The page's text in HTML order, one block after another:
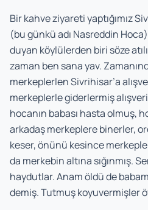
Bir kahve ziyareti yaptığımız
(bu günkü adı Nasreddin
duyan köylülerden biri söze
zaman ben sana yav.
merkeplerlen Sivrihisar’a
merkeplerle giderlermiş
hocanın babası hasta olmuş,
arkadaş merkeplere binerler,
keser, önünü kesince
da merkebin altına sığınmış.
haydutlar. Anam öldü de
demiş. Tutmuş koyuvermişler